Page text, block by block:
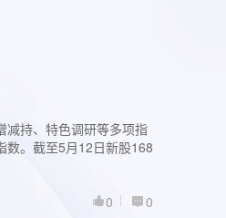
减持、特色调研等多项指
数。截至5月12日新股168
0
0